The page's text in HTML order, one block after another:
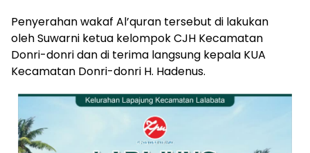
Penyerahan wakaf Al’quran tersebut di lakukan
oleh Suwarni ketua kelompok CJH Kecamatan
Donri-donri dan di terima langsung kepala KUA
Kecamatan Donri-donri H. Hadenus.